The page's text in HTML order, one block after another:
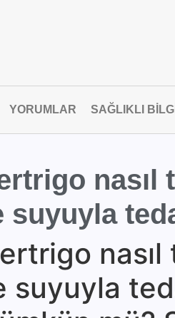
YORUMLAR SAĞLIKLI
nasıl
suyuyla
nasıl